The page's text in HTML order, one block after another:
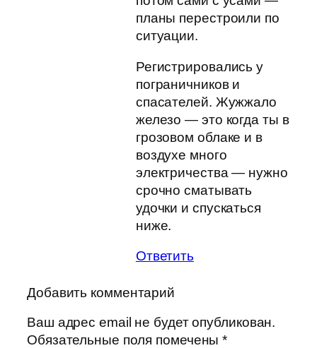
планы перестроили по
ситуации.
Регистрировались у
пограничников и
спасателей. Жужжало
железо — это когда ты в
грозовом облаке и в
воздухе много
электричества — нужно
срочно сматывать
удочки и спускаться
ниже.
Ответить
Добавить комментарий
Ваш адрес email не будет опубликован.
Обязательные поля помечены*